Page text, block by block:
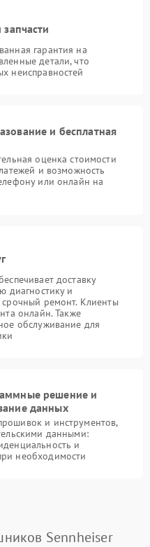
гарантия на
детали, что
неисправностей
и бесплатная
оценка стоимости
и возможность
или онлайн на
доставку
диагностику и
срочный ремонт. Клиенты
онлайн. Также
обслуживание для
решение и
данных
и инструментов,
данными:
и
необходимости
Sennheiser